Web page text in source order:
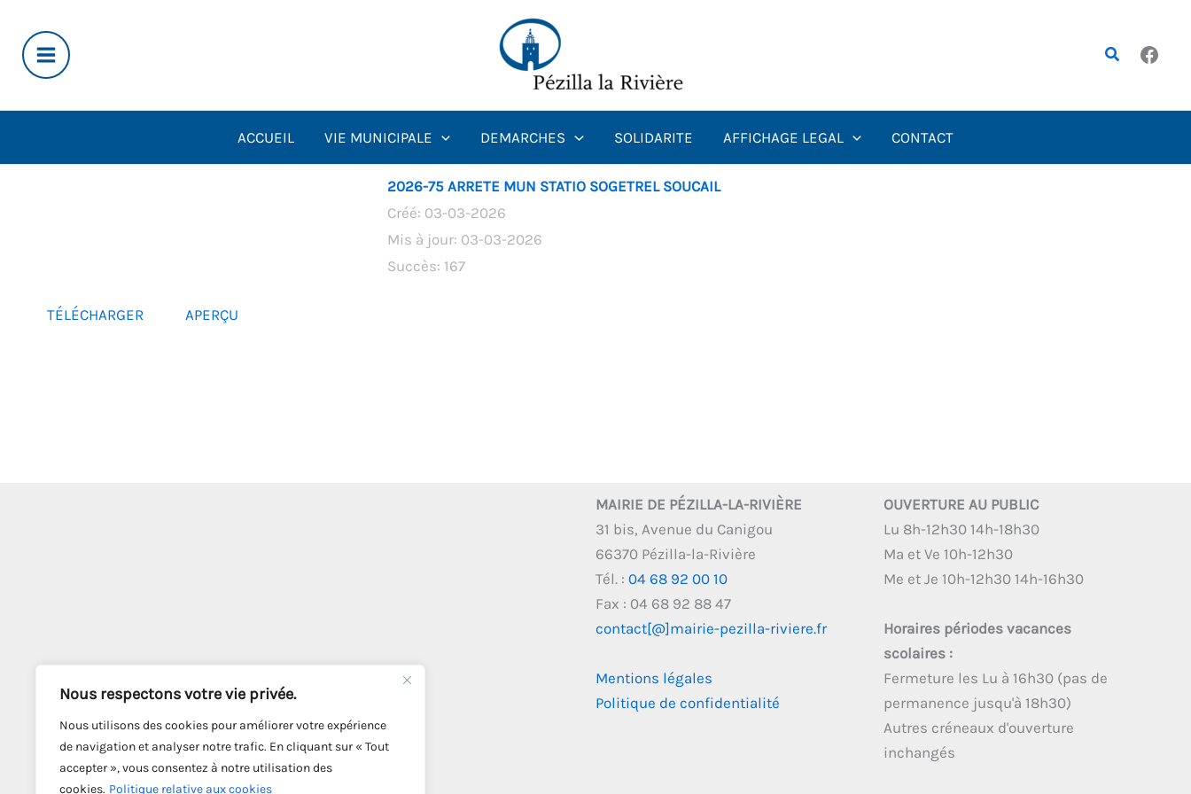
Nous respectons votre vie privée.
Nous utilisons des cookies pour améliorer votre expérience
de navigation et analyser notre trafic. En cliquant sur « Tout
accepter », vous consentez à notre utilisation des
cookies. Politique relative aux cookies
contenu
Rechercher
ACCUEIL VIE MUNICIPALE DEMARCHES SOLIDARITE AFFICHAGE LEGAL CONTACT
2026-75 ARRETE MUN STATIO SOGETREL SOUCAIL
Créé: 03-03-2026
Mis à jour: 03-03-2026
Succès: 167
TÉLÉCHARGER APERÇU
MAIRIE DE PÉZILLA-LA-RIVIÈRE
31 bis, Avenue du Canigou
66370 Pézilla-la-Rivière
Tél. : 04 68 92 00 10
Fax : 04 68 92 88 47
contact[@]mairie-pezilla-riviere.fr
Mentions légales
Politique de confidentialité
OUVERTURE AU PUBLIC
Lu 8h-12h30 14h-18h30
Ma et Ve 10h-12h30
Me et Je 10h-12h30 14h-16h30
Horaires périodes vacances
scolaires :
Fermeture les Lu à 16h30 (pas de
permanence jusqu'à 18h30)
Autres créneaux d'ouverture
inchangés